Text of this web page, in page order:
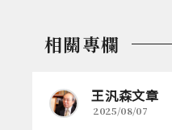
相關專欄
王汎森文章
2025/08/07